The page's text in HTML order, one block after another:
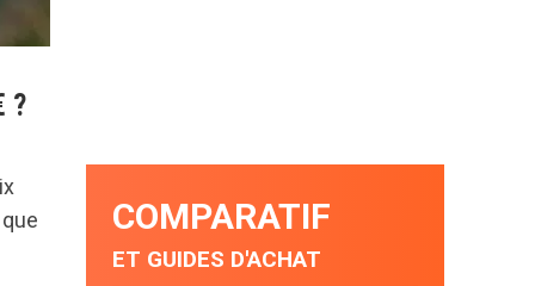
?
COMPARATIF
ET GUIDES D'ACHAT